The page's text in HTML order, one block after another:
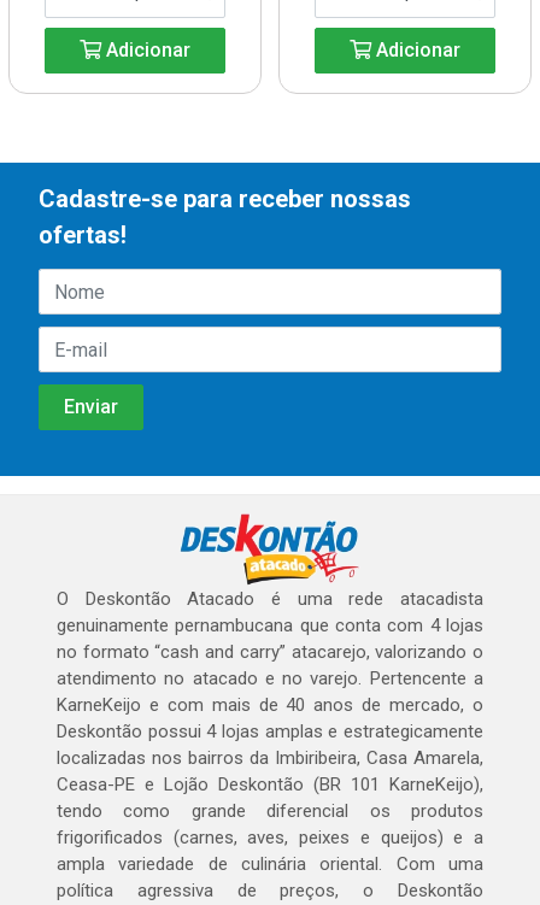
Adicionar Adicionar
Cadastre-se para receber nossas
ofertas!
O Deskontão Atacado é uma rede atacadista
genuinamente pernambucana que conta com 4 lojas
no formato “cash and carry” atacarejo, valorizando o
atendimento no atacado e no varejo. Pertencente a
KarneKeijo e com mais de 40 anos de mercado, o
Deskontão possui 4 lojas amplas e estrategicamente
localizadas nos bairros da Imbiribeira, Casa Amarela,
Ceasa-PE e Lojão Deskontão (BR 101 KarneKeijo),
tendo como grande diferencial os produtos
frigorificados (carnes, aves, peixes e queijos) e a
ampla variedade de culinária oriental. Com uma
política agressiva de preços, o Deskontão